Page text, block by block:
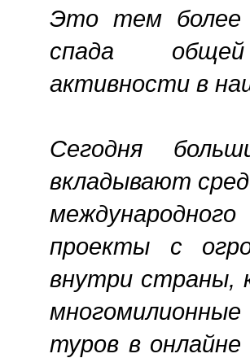
Это тем более
спада общей
активности в
Сегодня
вкладывают
проекты с
внутри страны,
туров в